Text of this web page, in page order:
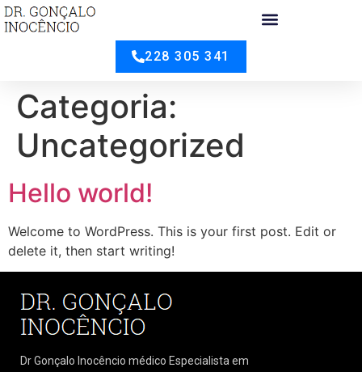
228 305 341
Categoria:
Uncategorized
Hello world!
Welcome to WordPress. This is your first post. Edit or
delete it, then start writing!
Dr Gonçalo Inocêncio médico Especialista em